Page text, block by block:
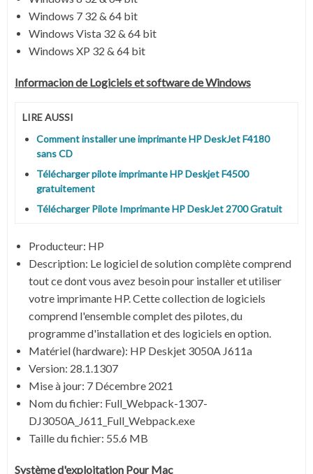
Windows 7 32 & 64 bit
Windows Vista 32 & 64 bit
Windows XP 32 & 64 bit
Informacion de Logiciels et software de Windows
LIRE AUSSI
Comment installer une imprimante HP DeskJet F4180
sans CD
Télécharger pilote imprimante HP Deskjet F4500
gratuitement
Télécharger Pilote Imprimante HP DeskJet 2700 Gratuit
Producteur: HP
Description: Le logiciel de solution complète comprend
tout ce dont vous avez besoin pour installer et utiliser
votre imprimante HP. Cette collection de logiciels
comprend l'ensemble complet des pilotes, du
programme d'installation et des logiciels en option.
Matériel (hardware): HP Deskjet 3050A J611a
Version: 28.1.1307
Mise à jour: 7 Décembre 2021
Nom du fichier: Full_Webpack-1307-
DJ3050A_J611_Full_Webpack.exe
Taille du fichier: 55.6 MB
Système d'exploitation Pour Mac